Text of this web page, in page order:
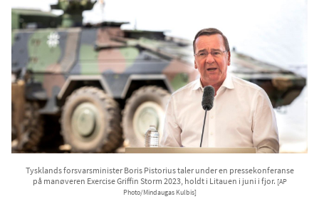
Tysklands forsvarsminister Boris Pistorius taler under en pressekonferanse
på manøveren Exercise Griffin Storm 2023, holdt i Litauen i juni i fjor. [AP
Photo/Mindaugas Kulbis]